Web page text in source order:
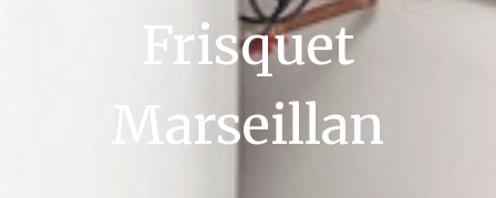
Frisquet
Marseillan